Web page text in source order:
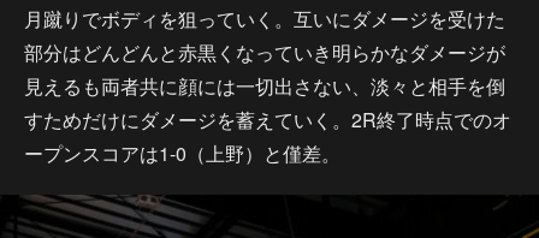
月蹴りでボディを狙っていく。互いにダメージを受けた
部分はどんどんと赤黒くなっていき明らかなダメージが
見えるも両者共に顔には一切出さない、淡々と相手を倒
すためだけにダメージを蓄えていく。2R終了時点でのオ
ープンスコアは1-0（上野）と僅差。